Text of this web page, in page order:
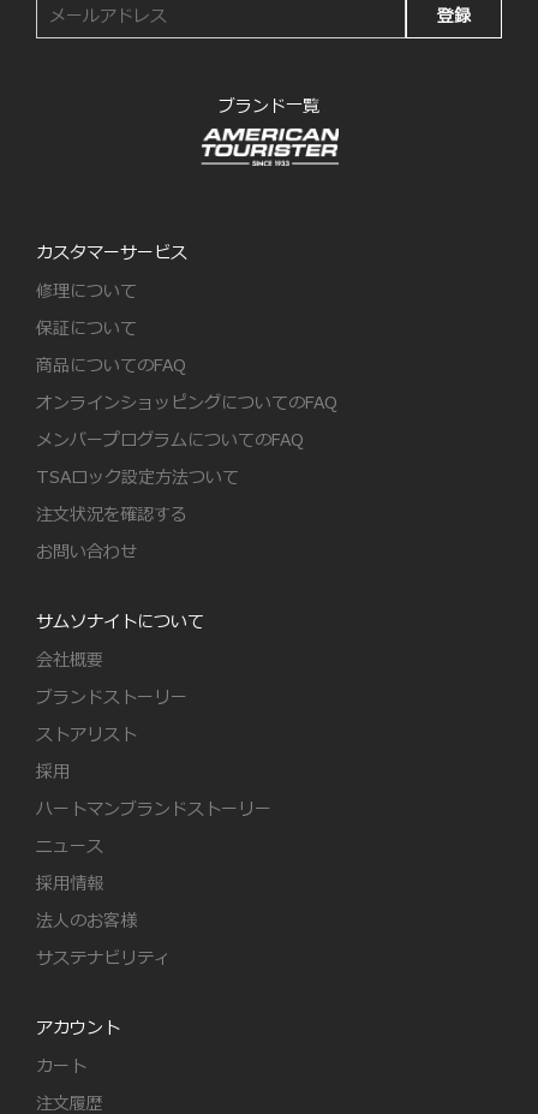
登録
ブランド一覧
カスタマーサービス
修理について
保証について
商品についてのFAQ
オンラインショッピングについてのFAQ
メンバープログラムについてのFAQ
TSAロック設定方法ついて
注文状況を確認する
お問い合わせ
サムソナイトについて
会社概要
ブランドストーリー
ストアリスト
採用
ハートマンブランドストーリー
ニュース
採用情報
法人のお客様
サステナビリティ
アカウント
カート
注文履歴